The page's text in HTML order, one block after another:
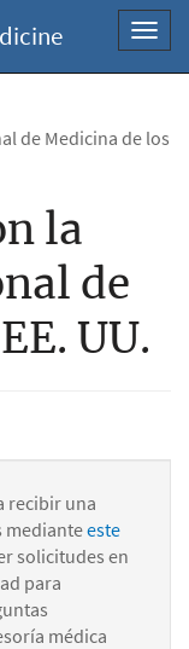
de Medicina de los
la
de
UU.
recibir una
medianteeste
solicitudes en
para
médica